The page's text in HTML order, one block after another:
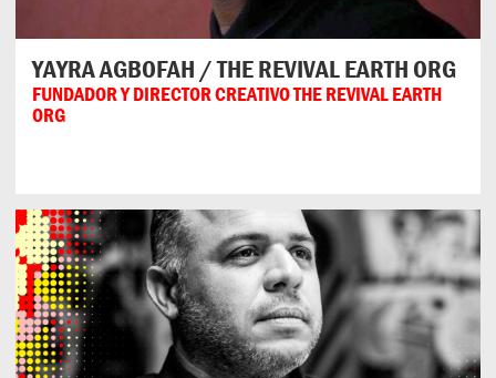
YAYRA AGBOFAH / THE REVIVAL EARTH ORG
FUNDADOR Y DIRECTOR CREATIVO THE REVIVAL EARTH
ORG